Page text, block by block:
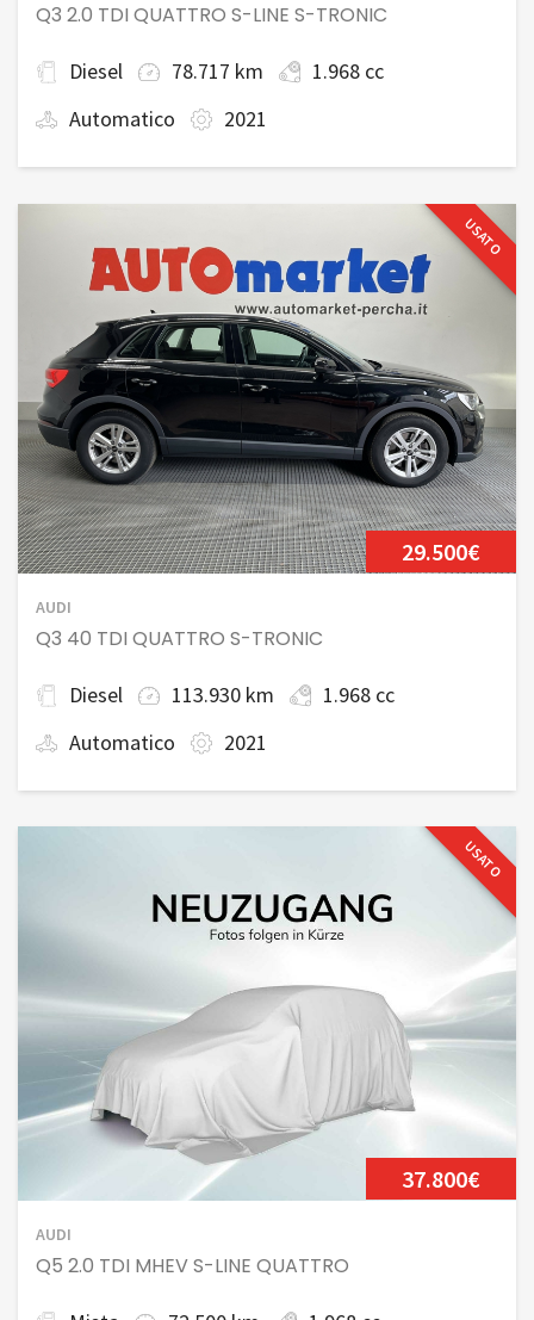
Q3 2.0 TDI QUATTRO S-LINE S-TRONIC
Diesel 78.717 km
1.968 cc
Automatico
2021
USATO
29.500€
AUDI
Q3 40 TDI QUATTRO S-TRONIC
Diesel 113.930 km
1.968 cc
Automatico
2021
USATO
37.800€
AUDI
Q5 2.0 TDI MHEV S-LINE QUATTRO